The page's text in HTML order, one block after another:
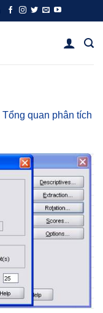
Tổng quan phân tích